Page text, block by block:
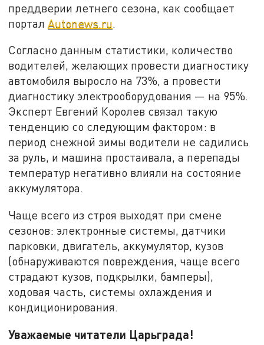
преддверии летнего сезона, как сообщает
порталAutonews.ru.
Согласно данным статистики, количество
водителей, желающих провести диагностику
автомобиля выросло на 73%, а провести
диагностику электрооборудования — на 95%.
Эксперт Евгений Королев связал такую
тенденцию со следующим фактором: в
период снежной зимы водители не садились
за руль, и машина простаивала, а перепады
температур негативно влияли на состояние
аккумулятора.
Чаще всего из строя выходят при смене
сезонов: электронные системы, датчики
парковки, двигатель, аккумулятор, кузов
(обнаруживаются повреждения, чаще всего
страдают кузов, подкрылки, бамперы),
ходовая часть, системы охлаждения и
кондиционирования.
Уважаемые читатели Царьграда!